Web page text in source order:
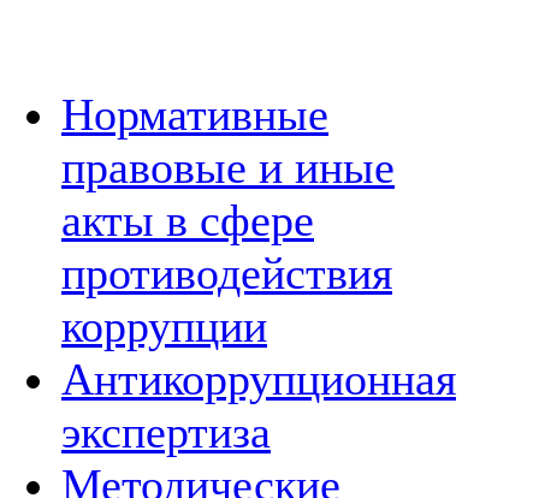
Нормативные
правовые и иные
акты в сфере
противодействия
коррупции
Антикоррупционная
экспертиза
Методические